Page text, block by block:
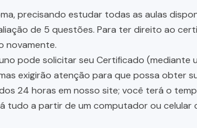
precisando estudar todas as aulas
de 5 questões. Para ter direito ao
novamente.
pode solicitar seu Certificado (mediante
exigirão atenção para que possa obter
24 horas em nosso site; você terá o
tudo a partir de um computador ou celular